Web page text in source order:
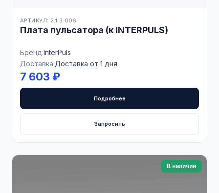
АРТИКУЛ: 2.1.3.006
Плата пульсатора (к INTERPULS)
Бренд:InterPuls
Доставка:Доставка от 1 дня
7 603 ₽
Подробнее
Запросить
В наличии